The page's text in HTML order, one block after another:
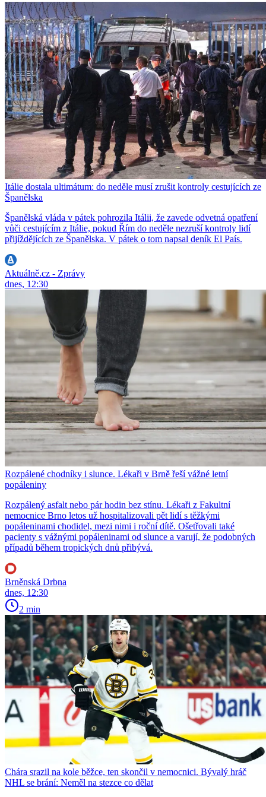
Itálie dostala ultimátum: do neděle musí zrušit kontroly cestujících ze
Španělska
Španělská vláda v pátek pohrozila Itálii, že zavede odvetná opatření
vůči cestujícím z Itálie, pokud Řím do neděle nezruší kontroly lidí
přijíždějících ze Španělska. V pátek o tom napsal deník El País.
Aktuálně.cz - Zprávy
dnes, 12:30
Rozpálené chodníky i slunce. Lékaři v Brně řeší vážné letní
popáleniny
Rozpálený asfalt nebo pár hodin bez stínu. Lékaři z Fakultní
nemocnice Brno letos už hospitalizovali pět lidí s těžkými
popáleninami chodidel, mezi nimi i roční dítě. Ošetřovali také
pacienty s vážnými popáleninami od slunce a varují, že podobných
případů během tropických dnů přibývá.
Brněnská Drbna
dnes, 12:30
2 min
Chára srazil na kole běžce, ten skončil v nemocnici. Bývalý hráč
NHL se brání: Neměl na stezce co dělat